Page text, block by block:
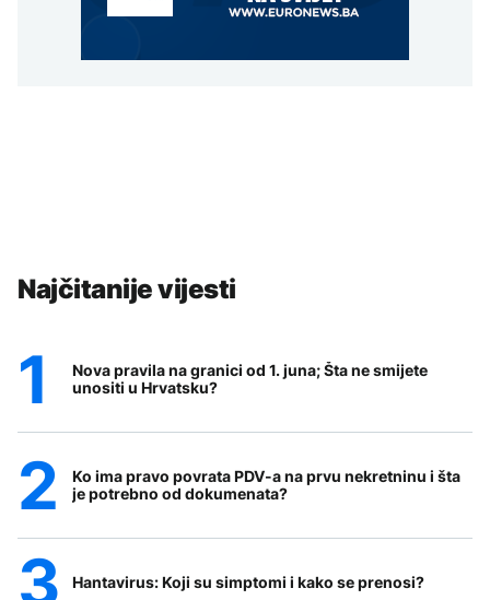
Najčitanije vijesti
Nova pravila na granici od 1. juna; Šta ne smijete
unositi u Hrvatsku?
Ko ima pravo povrata PDV-a na prvu nekretninu i šta
je potrebno od dokumenata?
Hantavirus: Koji su simptomi i kako se prenosi?